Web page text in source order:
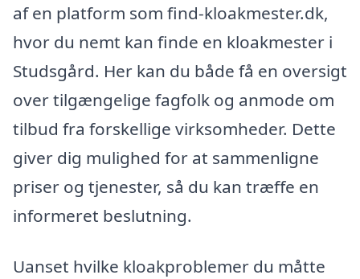
af en platform som find-kloakmester.dk,
hvor du nemt kan finde en kloakmester i
Studsgård. Her kan du både få en oversigt
over tilgængelige fagfolk og anmode om
tilbud fra forskellige virksomheder. Dette
giver dig mulighed for at sammenligne
priser og tjenester, så du kan træffe en
informeret beslutning.
Uanset hvilke kloakproblemer du måtte